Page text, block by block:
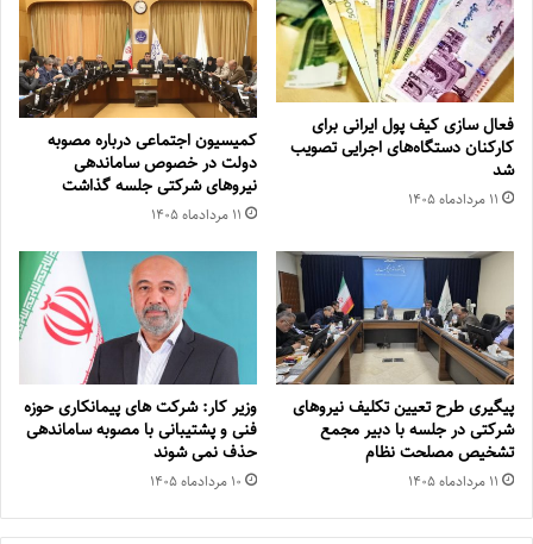
فعال سازی کیف پول ایرانی برای
کارکنان دستگاه‌های اجرایی تصویب
شد
۱۱ مرداد‌ماه ۱۴۰۵
کمیسیون اجتماعی درباره مصوبه
دولت در خصوص ساماندهی
نیروهای شرکتی جلسه گذاشت
۱۱ مرداد‌ماه ۱۴۰۵
پیگیری طرح تعیین تکلیف نیروهای
شرکتی در جلسه با دبیر مجمع
تشخیص مصلحت نظام
۱۱ مرداد‌ماه ۱۴۰۵
وزیر کار: شرکت های پیمانکاری حوزه
فنی و پشتیبانی با مصوبه ساماندهی
حذف نمی شوند
۱۰ مرداد‌ماه ۱۴۰۵